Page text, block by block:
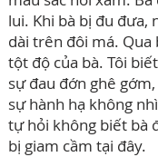
lui. Khi bà bị đu đưa,
dài trên đôi má. Qua
tột độ của bà. Tôi
sự đau đớn ghê
sự hành hạ không
tự hỏi không biết bà
bị giam cầm tại đây.